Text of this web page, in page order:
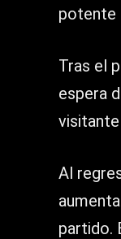
potente
Tras el
espera
visitante
Al
partido.